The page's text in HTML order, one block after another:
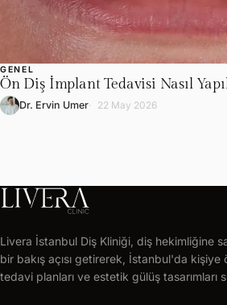
GENEL
Ön Diş İmplant Tedavisi Nasıl
Dr. Ervin Umer 22 May 2026
CLINIC
Ücretsiz
tedavi
Livera İstanbul Diş Kliniği, diş hekimliğine
bir bakış açısı getirerek, İstanbul'da kişiye
tedavi planları ve estetik gülüş tasarımları